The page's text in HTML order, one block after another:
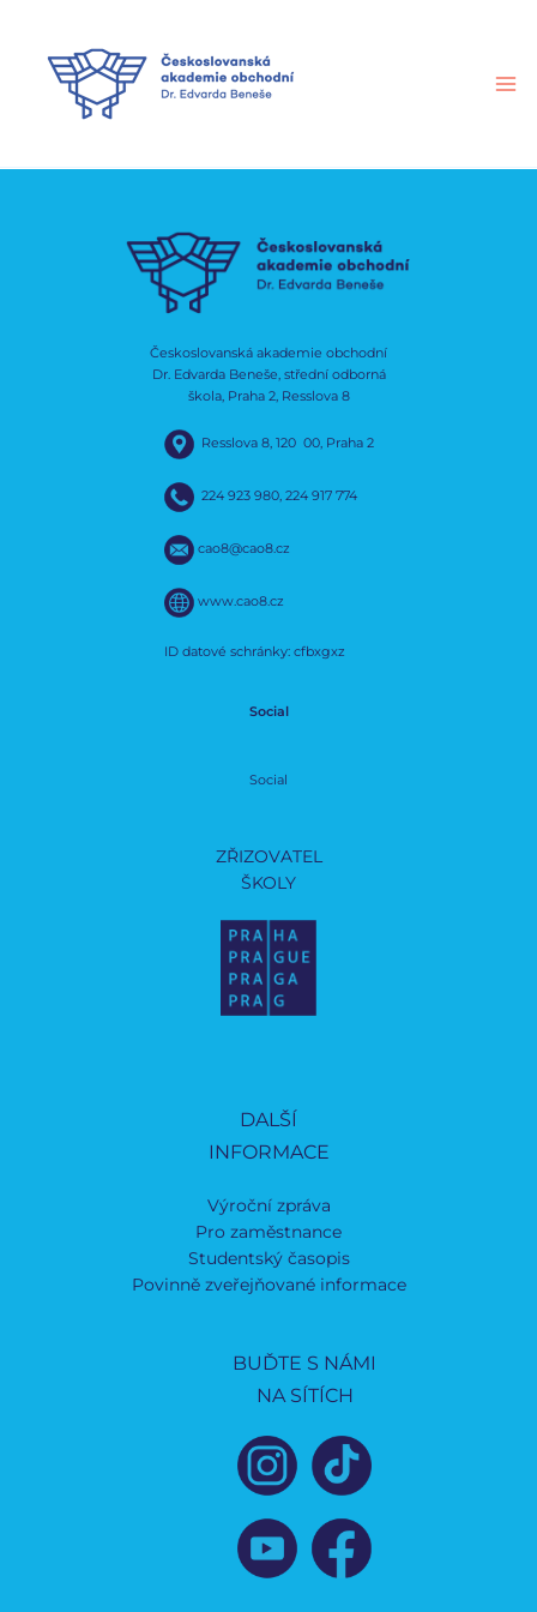
obsah
Českoslovanská akademie obchodní
Dr. Edvarda Beneše, střední odborná
škola, Praha 2, Resslova 8
Resslova 8, 120 00, Praha 2
224 923 980, 224 917 774
cao8@cao8.cz
www.cao8.cz
ID datové schránky: cfbxgxz
Social
Social
ZŘIZOVATEL
ŠKOLY
DALŠÍ
INFORMACE
Výroční zpráva
Pro zaměstnance
Studentský časopis
Povinně zveřejňované informace
BUĎTE S NÁMI
NA SÍTÍCH